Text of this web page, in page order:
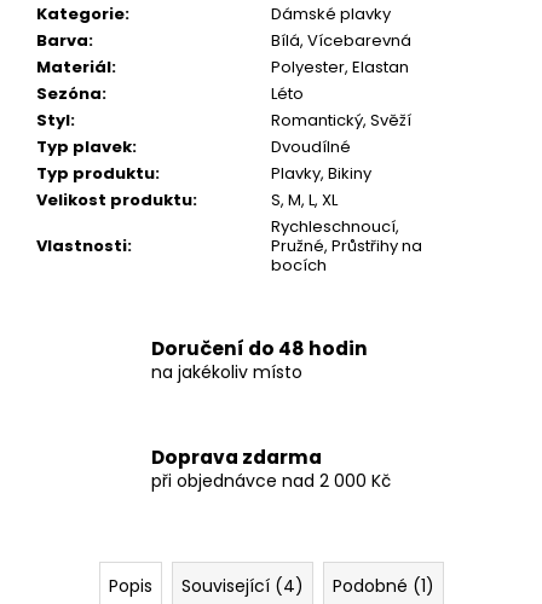
Kategorie:
Dámské plavky
Barva:
Bílá, Vícebarevná
Materiál:
Polyester, Elastan
Sezóna:
Léto
Styl:
Romantický, Svěží
Typ plavek:
Dvoudílné
Typ produktu:
Plavky, Bikiny
Velikost produktu:
S, M, L, XL
Vlastnosti:
Rychleschnoucí,
Pružné, Průstřihy na
bocích
Doručení do 48 hodin
na jakékoliv místo
Doprava zdarma
při objednávce nad 2 000 Kč
Popis Související (4)
Podobné (1)
769
Kč